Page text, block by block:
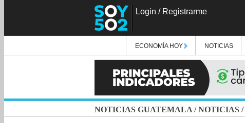
Login / Registrarme
ECONOMÍA HOY NOTICIAS
NOTICIAS GUATEMALA /NOTICIAS /